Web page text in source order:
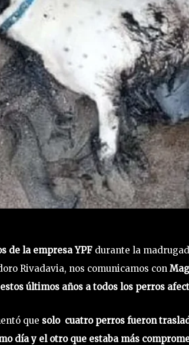
de la empresa YPF durante la
Rivadavia, nos comunicamos con
últimos años a todos los perros
que solo cuatro perros fueron
día y el otro que estaba más